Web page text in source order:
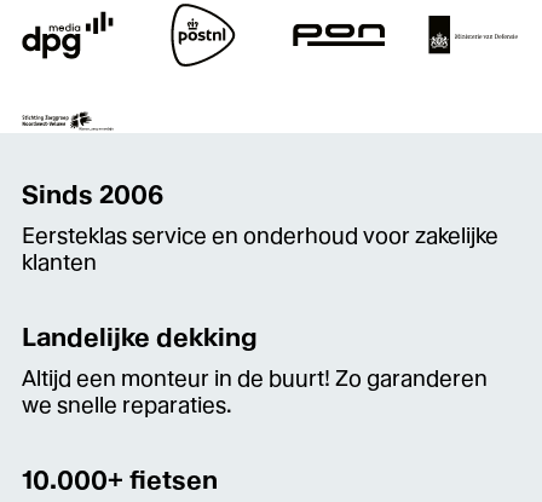
Sinds 2006
Eersteklas service en onderhoud voor zakelijke
klanten
Landelijke dekking
Altijd een monteur in de buurt! Zo garanderen
we snelle reparaties.
10.000+ fietsen